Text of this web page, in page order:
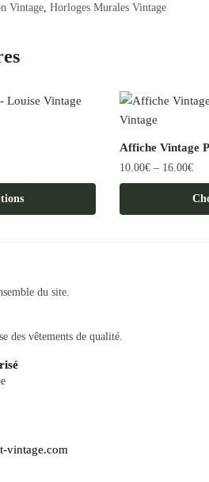
Vintage Horloges Murales Vintage
Affiche Vintage
10.00€ – 16.00€
produit
du site.
des vêtements de qualité.